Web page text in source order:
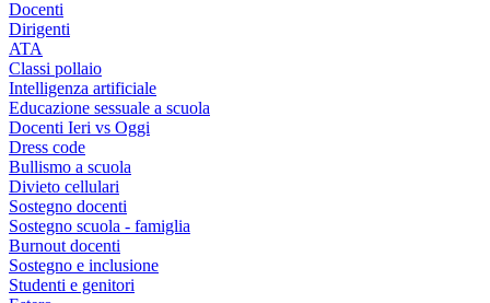
Docenti
Dirigenti
ATA
Classi pollaio
Intelligenza artificiale
Educazione sessuale a scuola
Docenti Ieri vs Oggi
Dress code
Bullismo a scuola
Divieto cellulari
Sostegno docenti
Sostegno scuola - famiglia
Burnout docenti
Sostegno e inclusione
Studenti e genitori